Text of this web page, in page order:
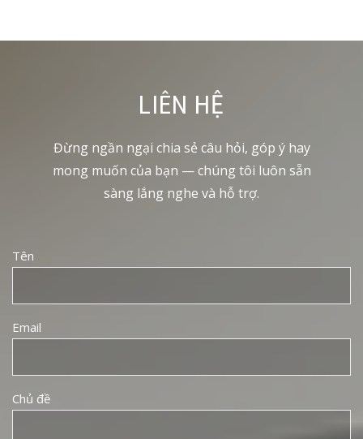
LIÊN HỆ
Đừng ngần ngại chia sẻ câu hỏi, góp ý hay
mong muốn của bạn — chúng tôi luôn sẵn
sàng lắng nghe và hỗ trợ.
Tên
Email
Chủ đề